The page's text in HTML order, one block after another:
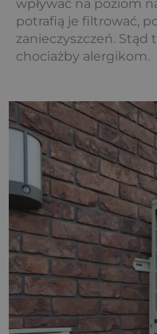
wpływać na poziom
potrafią je filtrować,
zanieczyszczeń. Stąd
chociażby alergikom.